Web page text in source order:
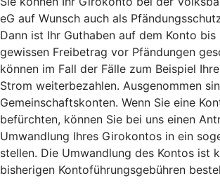
eG auf Wunsch auch als
Dann ist Ihr Guthaben auf dem Konto bis
gewissen Freibetrag vor Pfändungen
können im Fall der Fälle zum Beispiel
Strom weiterbezahlen. Ausgenommen
Gemeinschaftskonten. Wenn Sie eine
befürchten, können Sie bei uns einen
Umwandlung Ihres Girokontos in ein
stellen. Die Umwandlung des Kontos ist
bisherigen Kontoführungsgebühren